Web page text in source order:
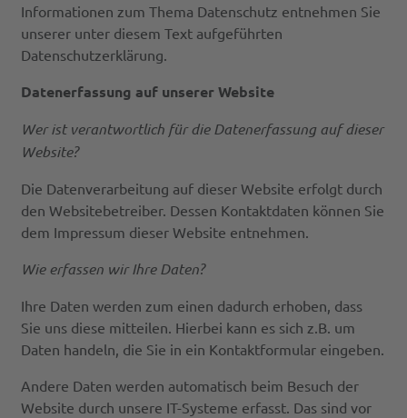
Informationen zum Thema Datenschutz entnehmen Sie
unserer unter diesem Text aufgeführten
Datenschutzerklärung.
Datenerfassung auf unserer Website
Wer ist verantwortlich für die Datenerfassung auf dieser
Website?
Die Datenverarbeitung auf dieser Website erfolgt durch
den Websitebetreiber. Dessen Kontaktdaten können Sie
dem Impressum dieser Website entnehmen.
Wie erfassen wir Ihre Daten?
Ihre Daten werden zum einen dadurch erhoben, dass
Sie uns diese mitteilen. Hierbei kann es sich z.B. um
Daten handeln, die Sie in ein Kontaktformular eingeben.
Andere Daten werden automatisch beim Besuch der
Website durch unsere IT-Systeme erfasst. Das sind vor